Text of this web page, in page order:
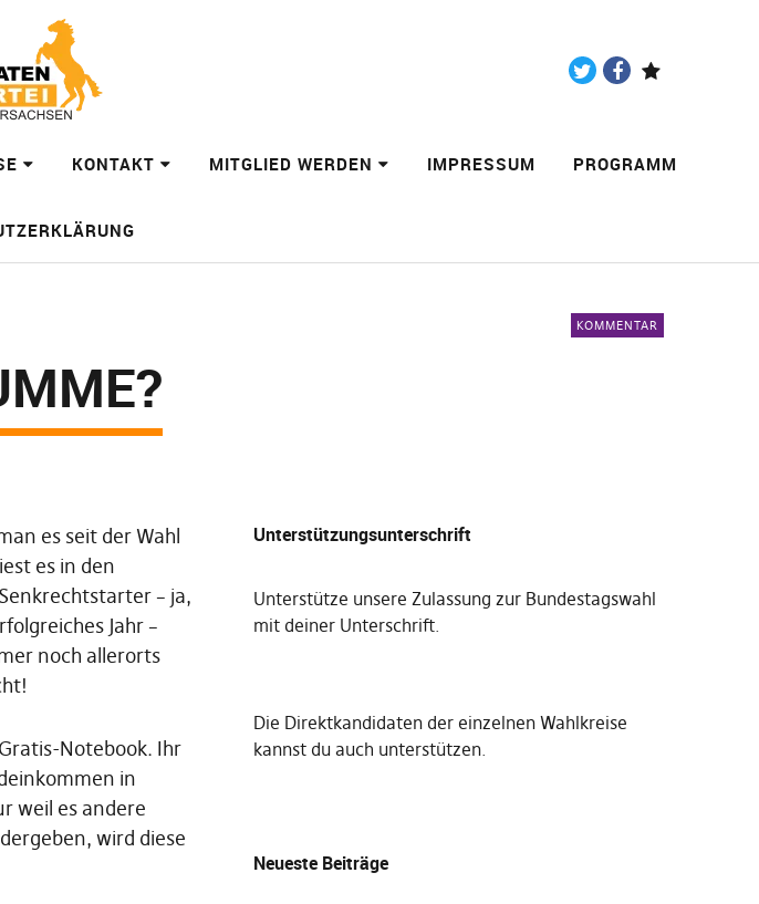
KONTAKT MITGLIED WERDEN IMPRESSUM PROGRAMM
KOMMENTAR
es seit der Wahl
es in den
– ja,
Jahr –
noch allerorts
Notebook. Ihr
in
weil es andere
wird diese
Unterstützungsunterschrift
Unterstütze unsere Zulassung zur Bundestagswahl
mit deiner Unterschrift.
Die Direktkandidaten der einzelnen Wahlkreise
kannst du auch unterstützen.
Neueste Beiträge